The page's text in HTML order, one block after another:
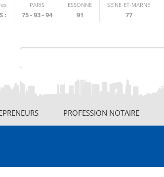
:
externe
PARIS
75 - 93 - 94
ESSONNE
91
SEINE-ET-MARNE
77
PROFESSION NOTAIRE